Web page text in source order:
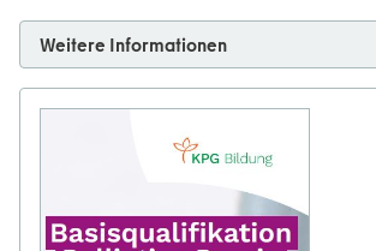
Weitere Informationen